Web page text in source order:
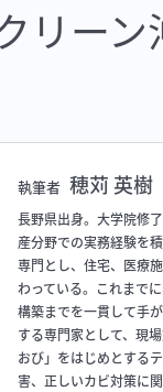
リー
執筆者 穂苅 英樹
長野県出身。大学院修
産分野での実務経験を
専門とし、住宅、医療
わっている。これまで
構築までを一貫して手
する専門家として、現
おび」をはじめとする
害、正しいカビ対策に